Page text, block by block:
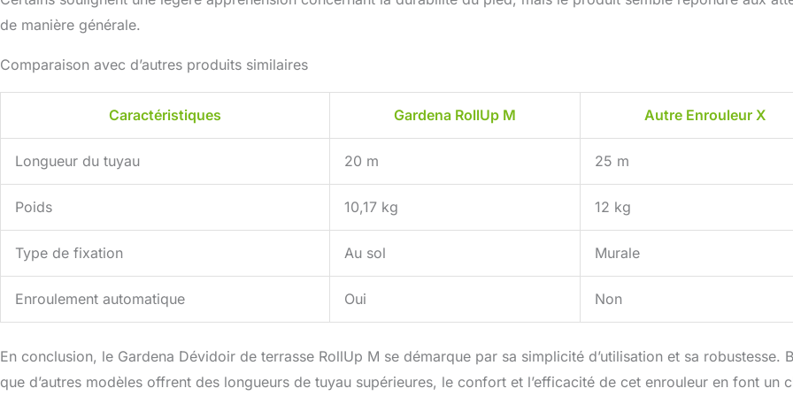
de manière générale.
Comparaison avec d’autres produits similaires
Caractéristiques Gardena RollUp M Autre Enrouleur X
Longueur du tuyau 20 m 25 m
Poids 10,17 kg 12 kg
Type de fixation Au sol Murale
Enroulement automatique Oui Non
En conclusion, le Gardena Dévidoir de terrasse RollUp M se démarque par sa simplicité d’utilisation et sa robustesse.
que d’autres modèles offrent des longueurs de tuyau supérieures, le confort et l’efficacité de cet enrouleur en font un